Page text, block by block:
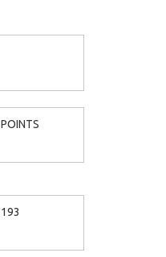
POINTS
193